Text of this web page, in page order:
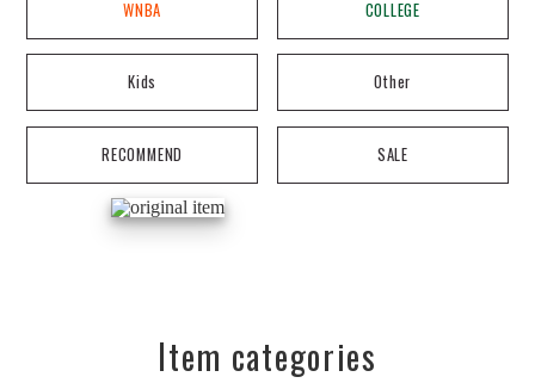
WNBA COLLEGE
Kids Other
RECOMMEND SALE
Item categories